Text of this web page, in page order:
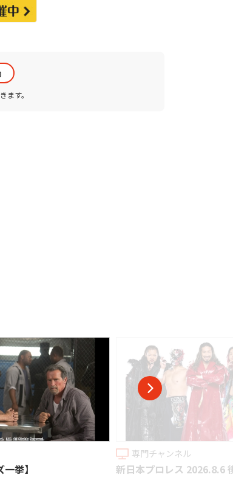
ます。
ャンネル
ロレス 2026.8.6 後楽園ホール
専門チャンネ
【ハワイ特集